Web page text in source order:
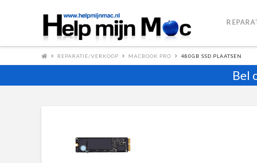
REPARATIE/VERKOOP MACBOOK PRO 480GB SSD PLAATSEN
Bel